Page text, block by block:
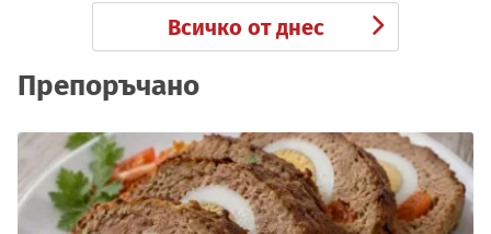
Всичко от днес
Препоръчано